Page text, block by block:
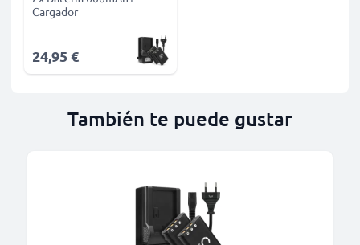
Cargador
24,95 €
También te puede gustar